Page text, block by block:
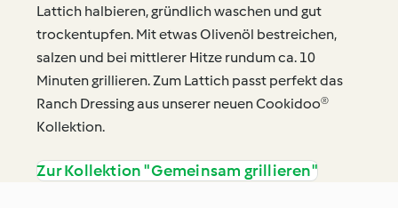
Lattich halbieren, gründlich waschen und gut
trockentupfen. Mit etwas Olivenöl bestreichen,
salzen und bei mittlerer Hitze rundum ca. 10
Minuten grillieren. Zum Lattich passt perfekt das
Ranch Dressing aus unserer neuen Cookidoo®
Kollektion.
Zur Kollektion "Gemeinsam grillieren"